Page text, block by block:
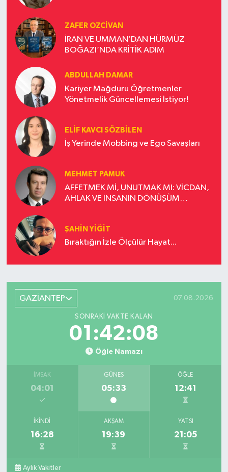
ZAFER OZCIVAN
İRAN VE UMMAN’DAN HÜRMÜZ
BOĞAZI’NDA KRİTİK ADIM
ABDULLAH DAMAR
Kariyer Mağduru Öğretmenler
Yönetmelik Güncellemesi İstiyor!
ELIF KAVCI SÖZBILEN
İş Yerinde Mobbing ve Ego Savaşları
MEHMET PAMUK
AFFETMEK Mİ, UNUTMAK MI: VİCDAN,
AHLAK VE İNSANIN DÖNÜŞÜM
ŞAHIN YIĞIT
Bıraktığın İzle Ölçülür Hayat...
GAZİANTEP 07.08.2026
SONRAKI VAKTE KALAN
01:42:07
Öğle Namazı
İMSAK
04:01
GÜNEŞ
05:33
ÖĞLE
12:41
İKINDI
16:28
AKŞAM
19:39
YATSI
21:05
Aylık Vakitler